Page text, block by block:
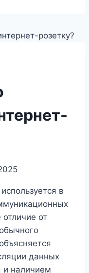
в
от
данных
и наличием